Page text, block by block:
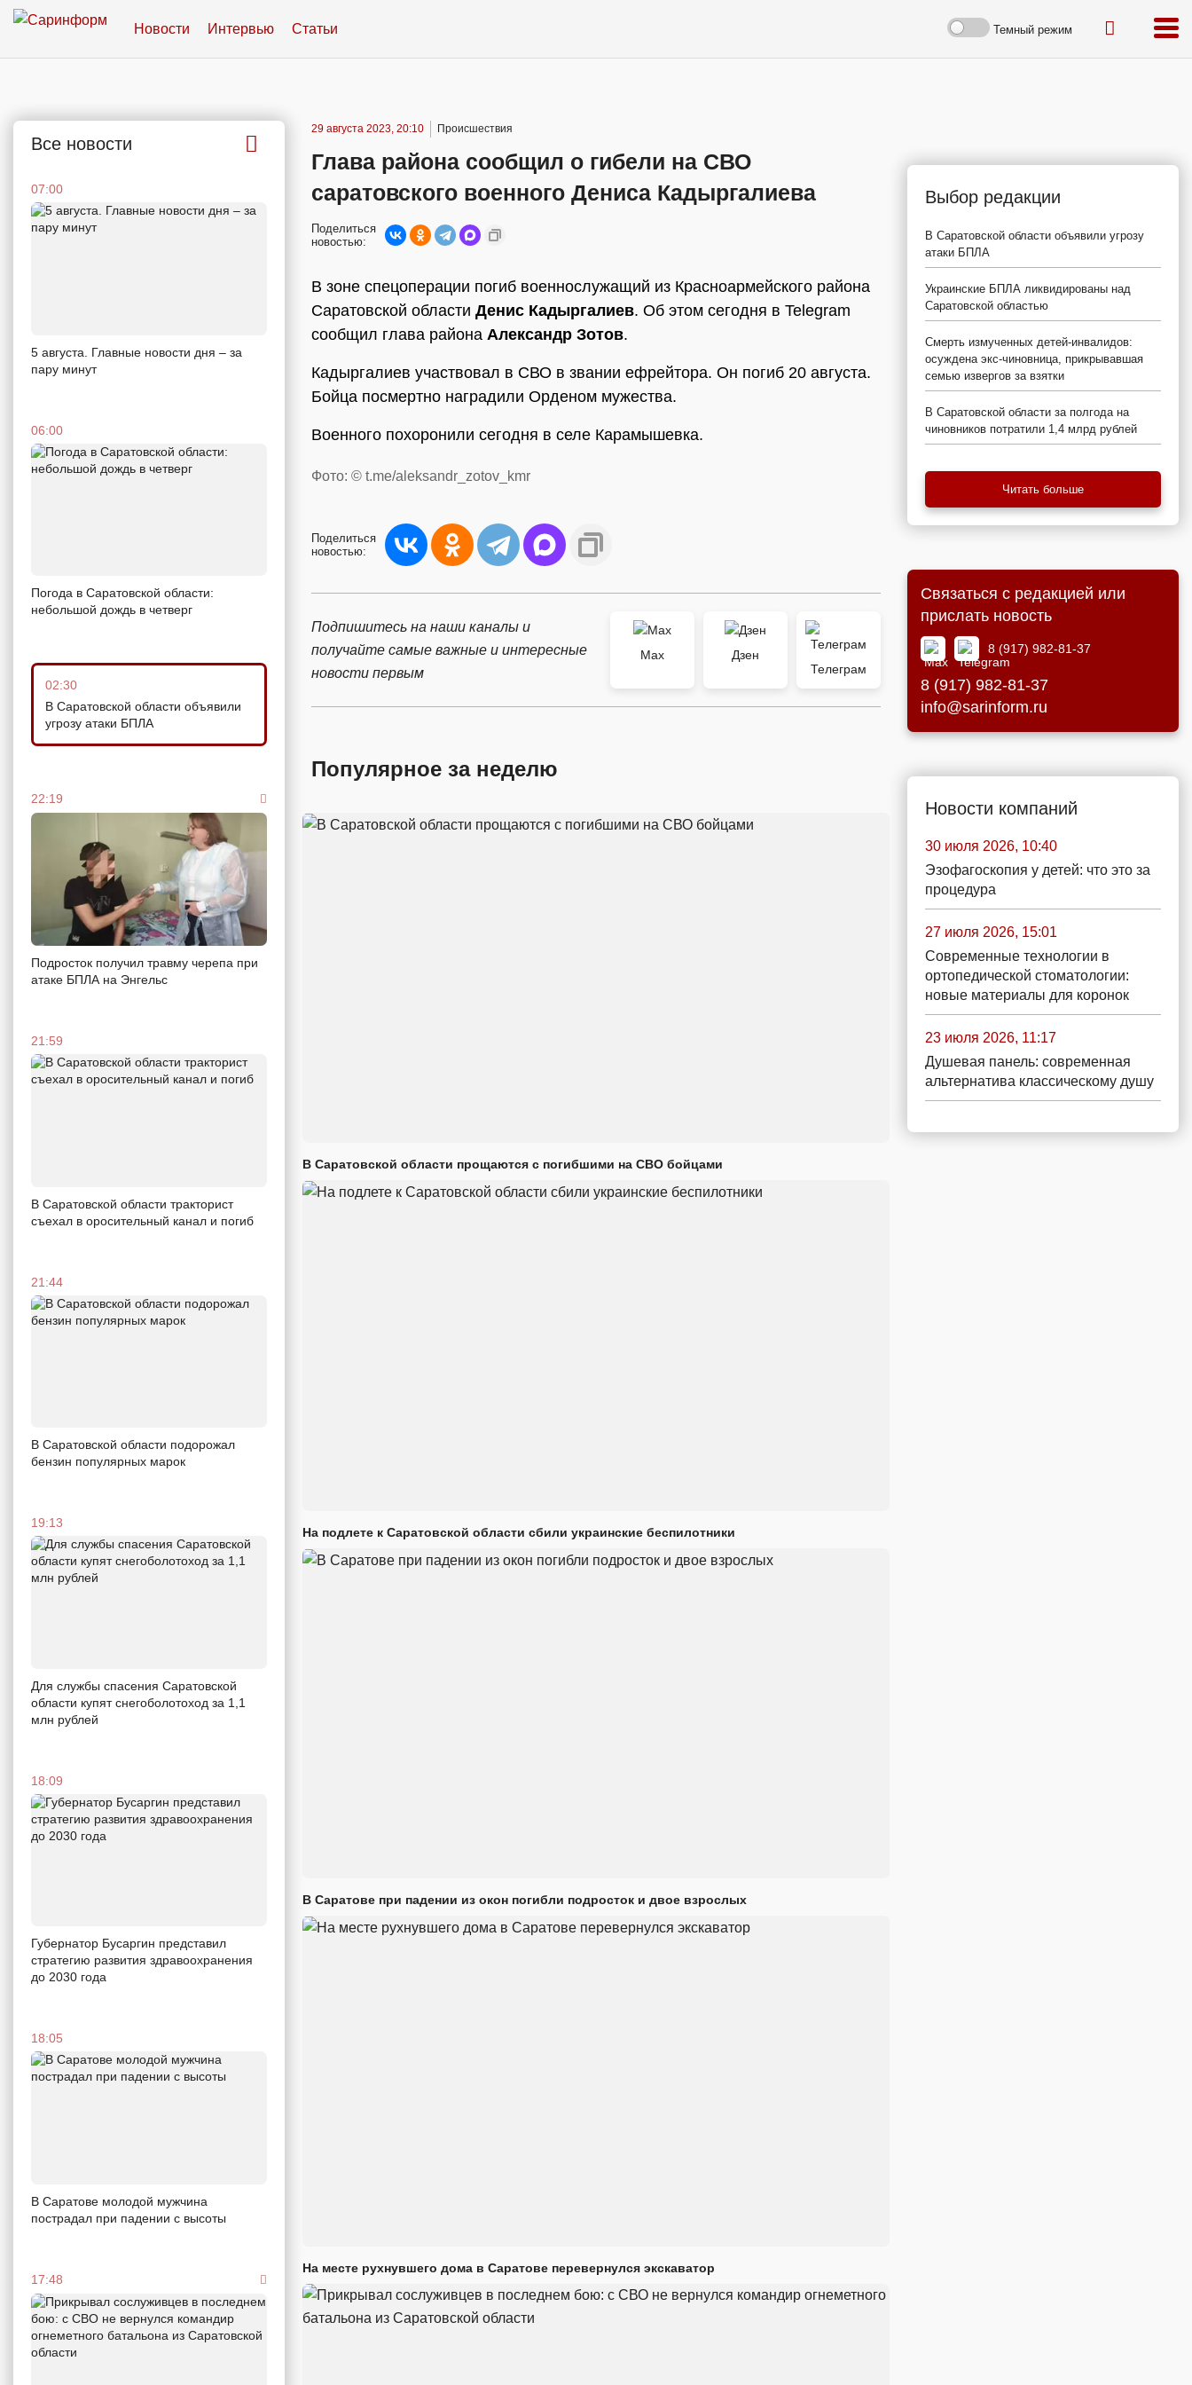
Новости Интервью Статьи Темный режим
Все новости
07:00
5 августа. Главные новости дня – за
пару минут
06:00
Погода в Саратовской области:
небольшой дождь в четверг
02:30
В Саратовской области объявили
угрозу атаки БПЛА
22:19
Подросток получил травму черепа при
атаке БПЛА на Энгельс
21:59
В Саратовской области тракторист
съехал в оросительный канал и погиб
21:44
В Саратовской области подорожал
бензин популярных марок
19:13
Для службы спасения Саратовской
области купят снегоболотоход за 1,1
млн рублей
18:09
Губернатор Бусаргин представил
стратегию развития здравоохранения
до 2030 года
18:05
В Саратове молодой мужчина
пострадал при падении с высоты
17:48
29 августа 2023, 20:10 Происшествия
Глава района сообщил о гибели на СВО
саратовского военного Дениса Кадыргалиева
Поделиться
новостью:
В зоне спецоперации погиб военнослужащий из Красноармейского района
Саратовской области Денис Кадыргалиев. Об этом сегодня в Telegram
сообщил глава района Александр Зотов.
Кадыргалиев участвовал в СВО в звании ефрейтора. Он погиб 20 августа.
Бойца посмертно наградили Орденом мужества.
Военного похоронили сегодня в селе Карамышевка.
Фото: © t.me/aleksandr_zotov_kmr
Поделиться
новостью:
Подпишитесь на наши каналы и
получайте самые важные и интересные
новости первым
Max
Дзен
Телеграм
Популярное за неделю
В Саратовской области прощаются с погибшими на СВО бойцами
На подлете к Саратовской области сбили украинские беспилотники
В Саратове при падении из окон погибли подросток и двое взрослых
На месте рухнувшего дома в Саратове перевернулся экскаватор
Выбор редакции
В Саратовской области объявили угрозу
атаки БПЛА
Украинские БПЛА ликвидированы над
Саратовской областью
Смерть измученных детей-инвалидов:
осуждена экс-чиновница, прикрывавшая
семью извергов за взятки
В Саратовской области за полгода на
чиновников потратили 1,4 млрд рублей
Читать больше
Связаться с редакцией или
прислать новость
8 (917) 982-81-37
8 (917) 982-81-37
info@sarinform.ru
Новости компаний
30 июля 2026, 10:40
Эзофагоскопия у детей: что это за
процедура
27 июля 2026, 15:01
Современные технологии в
ортопедической стоматологии:
новые материалы для коронок
23 июля 2026, 11:17
Душевая панель: современная
альтернатива классическому душу